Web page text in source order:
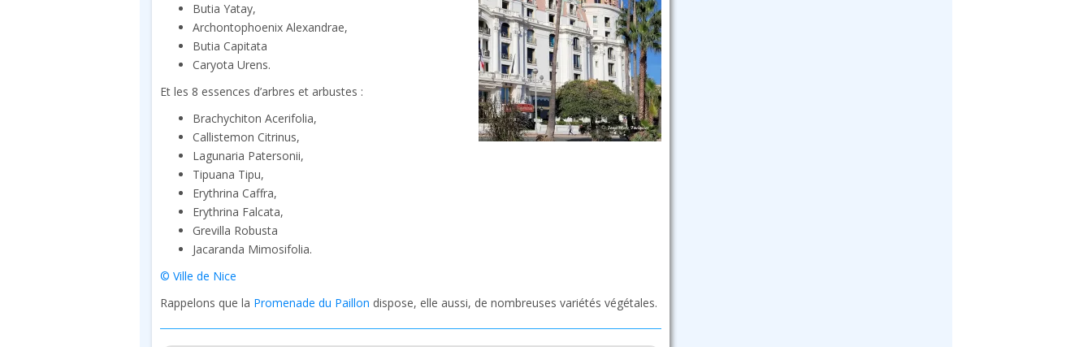
Butia Yatay,
Archontophoenix Alexandrae,
Butia Capitata
Caryota Urens.
Et les 8 essences d’arbres et arbustes :
Brachychiton Acerifolia,
Callistemon Citrinus,
Lagunaria Patersonii,
Tipuana Tipu,
Erythrina Caffra,
Erythrina Falcata,
Grevilla Robusta
Jacaranda Mimosifolia.
© Ville de Nice
Rappelons que la Promenade du Paillon dispose, elle aussi, de nombreuses variétés végétales.